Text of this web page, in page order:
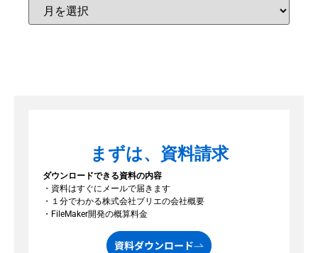
まずは、資料請求
ダウンロードできる資料の内容
・資料はすぐにメールで届きます
・１分でわかる株式会社ブリエの会社概要
・FileMaker開発の概算料金
資料ダウンロード